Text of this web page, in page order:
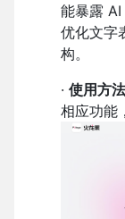
能暴露
优化文字
构。
· 使用方法
相应功能